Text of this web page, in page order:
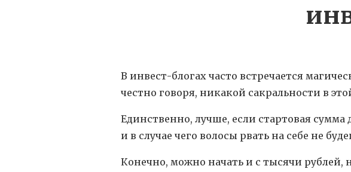
В инвест-блогах часто встречается
честно говоря, никакой сакральности в
Единственно, лучше, если стартовая сумма
и в случае чего волосы рвать на себе не
Конечно, можно начать и с тысячи